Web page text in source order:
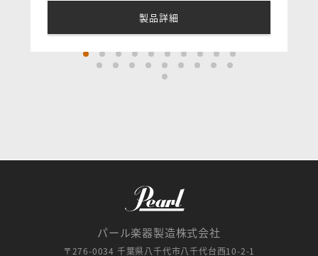
です。パッシブベースを好む多くのユーザーからの要
望に応え、このシリーズの製品ラインに新たなモデル
「GLOXY GV Passive」を追加しました。4弦および5
弦モデルをラインナップしています。
本モデルは、2基のJスタイル・ピックアップそれぞれ
に独立したボリュームコントロールを備え、さらに高
とで、より多彩なトーンコントロールが可能になりま
製品詳細
パール楽器製造株式会社
〒276-0034 千葉県八千代市八千代台西10-2-1